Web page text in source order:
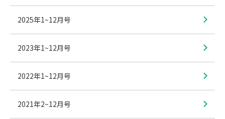
2025年1~12月号
2023年1~12月号
2022年1~12月号
2021年2~12月号